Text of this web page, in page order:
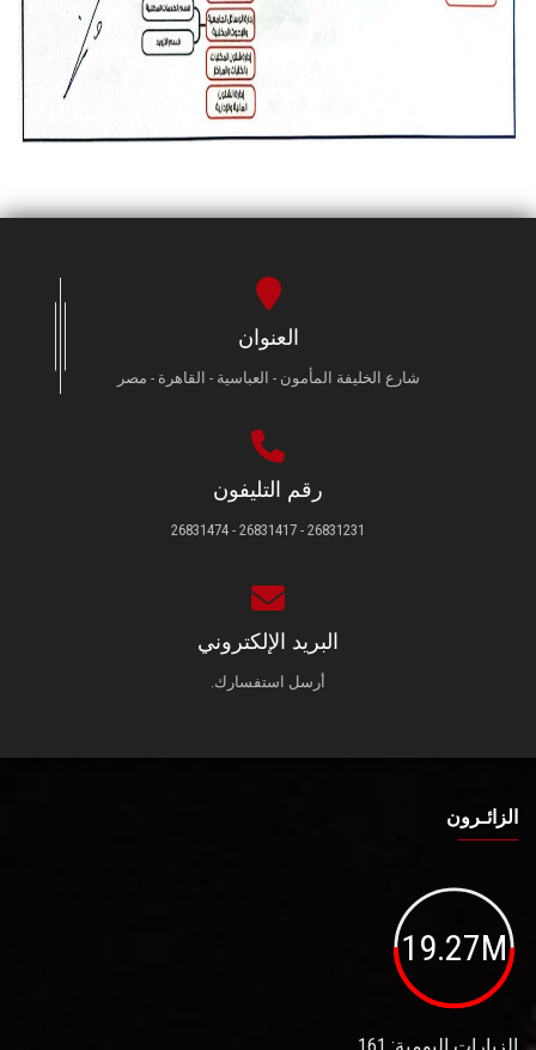
العنوان
شارع الخليفة المأمون - العباسية - القاهرة - مصر
رقم التليفون
26831231 - 26831417 - 26831474
البريد الإلكتروني
أرسل استفسارك.
الزائـرون
19.27M